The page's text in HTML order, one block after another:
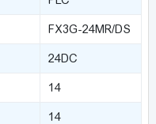
FX3G-24MR/DS
24DC
14
14